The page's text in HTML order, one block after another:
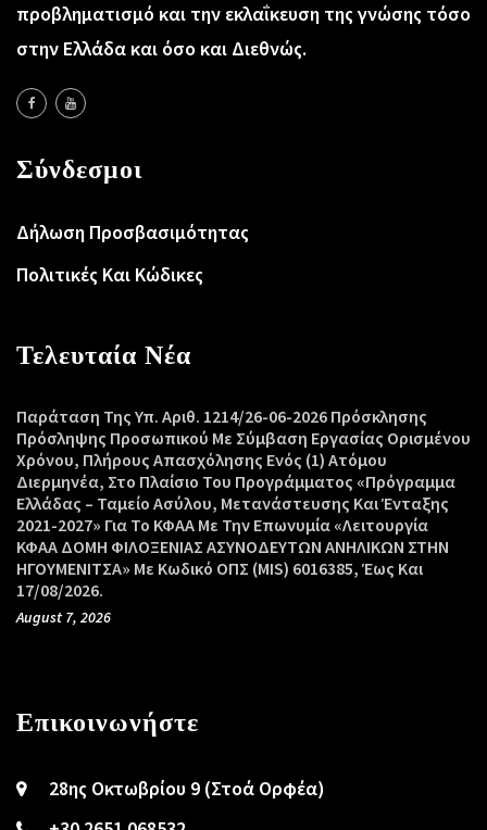
προβληματισμό και την εκλαΐκευση της γνώσης τόσο
στην Ελλάδα και όσο και Διεθνώς.
Σύνδεσμοι
Δήλωση Προσβασιμότητας
Πολιτικές Και Κώδικες
Τελευταία Νέα
Παράταση Της Υπ. Αριθ. 1214/26-06-2026 Πρόσκλησης
Πρόσληψης Προσωπικού Με Σύμβαση Εργασίας Ορισμένου
Χρόνου, Πλήρους Απασχόλησης Ενός (1) Ατόμου
Διερμηνέα, Στο Πλαίσιο Του Προγράμματος «Πρόγραμμα
Ελλάδας – Ταμείο Ασύλου, Μετανάστευσης Και Ένταξης
2021-2027» Για Το ΚΦΑΑ Με Την Επωνυμία «Λειτουργία
ΚΦΑΑ ΔΟΜΗ ΦΙΛΟΞΕΝΙΑΣ ΑΣΥΝΟΔΕΥΤΩΝ ΑΝΗΛΙΚΩΝ ΣΤΗΝ
ΗΓΟΥΜΕΝΙΤΣΑ» Με Κωδικό ΟΠΣ (MIS) 6016385, Έως Και
17/08/2026.
August 7, 2026
Επικοινωνήστε
28ης Οκτωβρίου 9 (Στοά Ορφέα)